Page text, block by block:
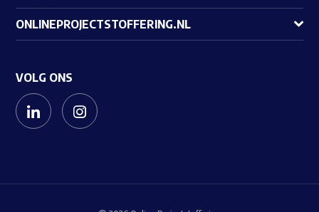
ONLINEPROJECTSTOFFERING.NL
VOLG ONS